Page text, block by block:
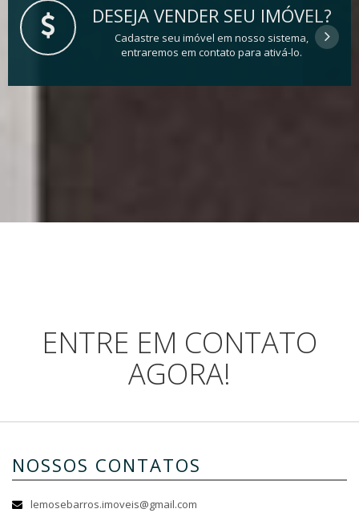
DESEJA VENDER SEU IMÓVEL?
Cadastre seu imóvel em nosso sistema,
entraremos em contato para ativá-lo.
ENTRE EM CONTATO
AGORA!
NOSSOS CONTATOS
lemosebarros.imoveis@gmail.com